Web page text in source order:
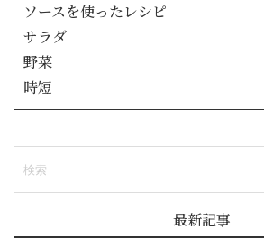
ソースを使ったレシピ
サラダ
野菜
時短
最新記事